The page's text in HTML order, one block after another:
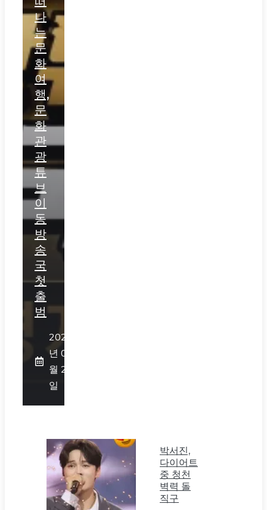
나
는
문
화
여
행,
문
화
관
광
튜
브
이
동
방
송
국
첫
출
범
2026
년 07
월 25
일
박서진,
다이어트
중 청천
벽력 돌
직구